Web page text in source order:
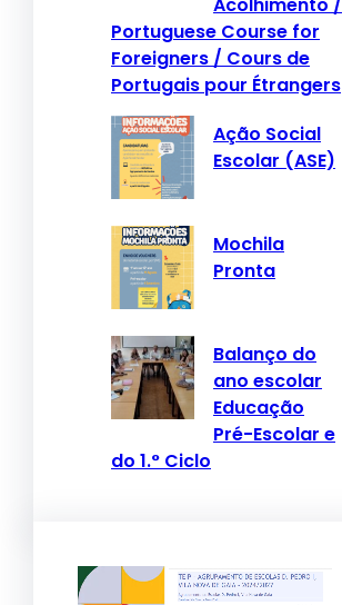
Portuguese Course for
Foreigners / Cours de
Portugais pour Étrangers
Ação Social
Escolar (ASE)
Mochila
Pronta
Balanço do
ano escolar
Educação
Pré-Escolar e
do 1.° Ciclo